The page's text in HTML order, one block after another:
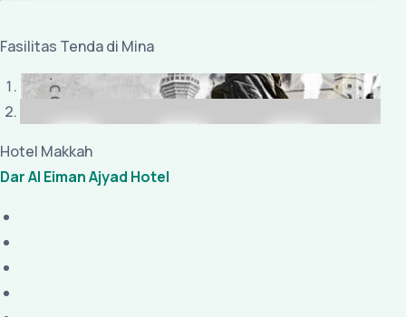
Fasilitas Tenda di Mina
Hotel Makkah
Dar Al Eiman Ajyad Hotel